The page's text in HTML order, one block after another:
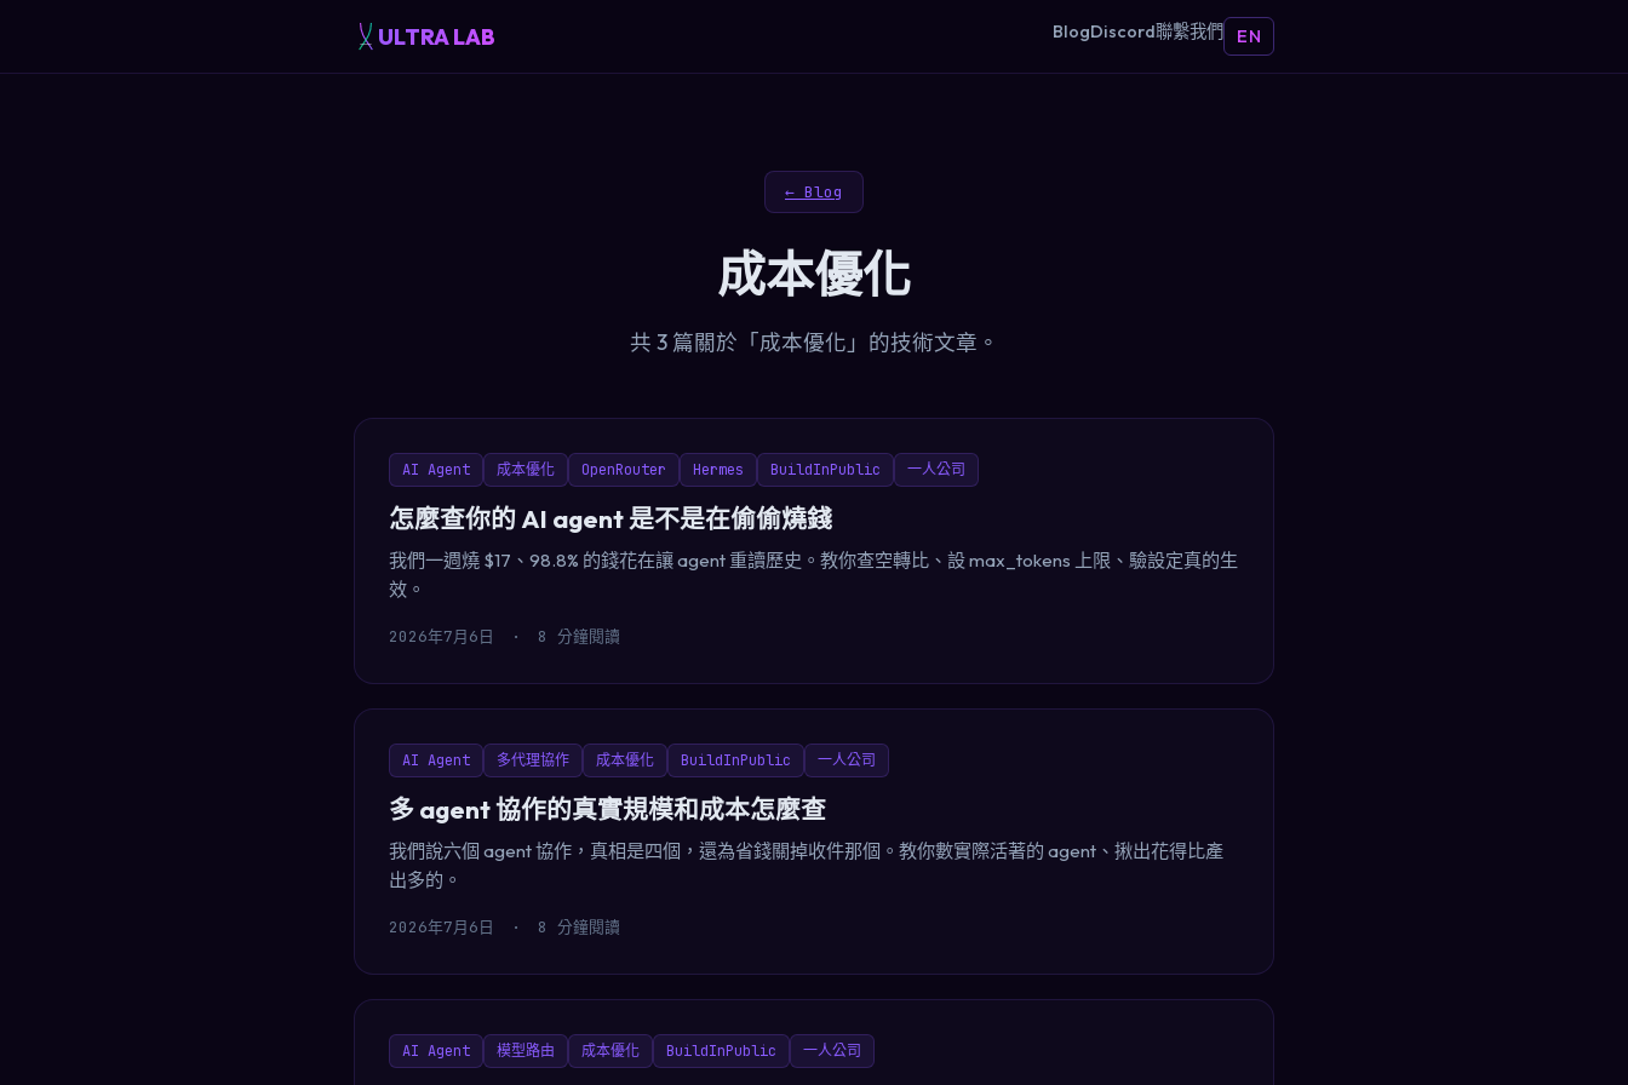
ULTRA LAB BlogDiscord聯繫我們 EN
← Blog
成本優化
共 3 篇關於「成本優化」的技術文章。
AI Agent 成本優化 OpenRouter Hermes BuildInPublic 一人公司
怎麼查你的 AI agent 是不是在偷偷燒錢
我們一週燒 $17、98.8% 的錢花在讓 agent 重讀歷史。教你查空轉比、設 max_tokens 上限、驗設定真的生
效。
2026年7月6日 · 8 分鐘閱讀
AI Agent 多代理協作 成本優化 BuildInPublic 一人公司
多 agent 協作的真實規模和成本怎麼查
我們說六個 agent 協作，真相是四個，還為省錢關掉收件那個。教你數實際活著的 agent、揪出花得比產
出多的。
2026年7月6日 · 8 分鐘閱讀
AI Agent 模型路由 成本優化 BuildInPublic 一人公司